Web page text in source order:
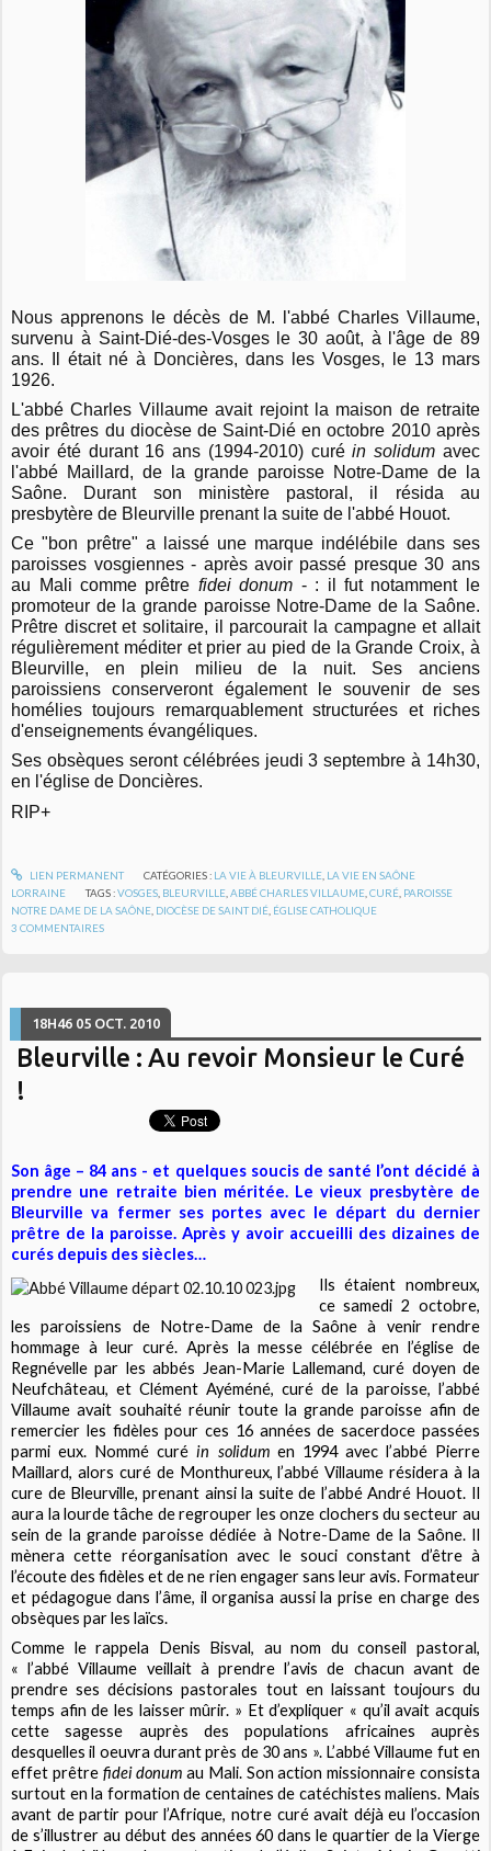
Nous apprenons le décès de M. l'abbé Charles Villaume,
survenu à Saint-Dié-des-Vosges le 30 août, à l'âge de 89
ans. Il était né à Doncières, dans les Vosges, le 13 mars
1926.
L'abbé Charles Villaume avait rejoint la maison de retraite
des prêtres du diocèse de Saint-Dié en octobre 2010 après
avoir été durant 16 ans (1994-2010) curéin solidum avec
l'abbé Maillard, de la grande paroisse Notre-Dame de la
Saône. Durant son ministère pastoral, il résida au
presbytère de Bleurville prenant la suite de l'abbé Houot.
Ce "bon prêtre" a laissé une marque indélébile dans ses
paroisses vosgiennes - après avoir passé presque 30 ans
au Mali comme prêtre fidei donum - : il fut notamment le
promoteur de la grande paroisse Notre-Dame de la Saône.
Prêtre discret et solitaire, il parcourait la campagne et allait
régulièrement méditer et prier au pied de la Grande Croix, à
Bleurville, en plein milieu de la nuit. Ses anciens
paroissiens conserveront également le souvenir de ses
homélies toujours remarquablement structurées et riches
d'enseignements évangéliques.
Ses obsèques seront célébrées jeudi 3 septembre à 14h30,
en l'église de Doncières.
RIP+
LIEN PERMANENT CATÉGORIES : LA VIE À BLEURVILLE, LA VIE EN SAÔNE
LORRAINE
TAGS :VOSGES BLEURVILLE ,ABBÉ CHARLES VILLAUME ,CURÉ PAROISSE
NOTRE DAME DE LA SAÔNE DIOCÈSE DE SAINT DIÉ ÉGLISE CATHOLIQUE
3 COMMENTAIRES
18H46 05 OCT. 2010
Bleurville : Au revoir Monsieur le Curé
!
Son âge – 84 ans - et quelques soucis de santé l’ont décidé à
prendre une retraite bien méritée. Le vieux presbytère de
Bleurville va fermer ses portes avec le départ du dernier
prêtre de la paroisse. Après y avoir accueilli des dizaines de
curés depuis des siècles…
Ils étaient nombreux,
ce samedi 2 octobre,
les paroissiens de Notre-Dame de la Saône à venir rendre
hommage à leur curé. Après la messe célébrée en l’église de
Regnévelle par les abbés Jean-Marie Lallemand, curé doyen de
Neufchâteau, et Clément Ayéméné, curé de la paroisse, l’abbé
Villaume avait souhaité réunir toute la grande paroisse afin de
remercier les fidèles pour ces 16 années de sacerdoce passées
parmi eux. Nommé curéin solidumen 1994 avec l’abbé Pierre
Maillard, alors curé de Monthureux, l’abbé Villaume résidera à la
cure de Bleurville, prenant ainsi la suite de l’abbé André Houot. Il
aura la lourde tâche de regrouper les onze clochers du secteur au
sein de la grande paroisse dédiée à Notre-Dame de la Saône. Il
mènera cette réorganisation avec le souci constant d’être à
l’écoute des fidèles et de ne rien engager sans leur avis. Formateur
et pédagogue dans l’âme, il organisa aussi la prise en charge des
obsèques par les laïcs.
Comme le rappela Denis Bisval, au nom du conseil pastoral,
« l’abbé Villaume veillait à prendre l’avis de chacun avant de
prendre ses décisions pastorales tout en laissant toujours du
temps afin de les laisser mûrir. » Et d’expliquer « qu’il avait acquis
cette sagesse auprès des populations africaines auprès
desquelles il oeuvra durant près de 30 ans ». L’abbé Villaume fut en
effet prêtre fidei donum au Mali. Son action missionnaire consista
surtout en la formation de centaines de catéchistes maliens. Mais
avant de partir pour l’Afrique, notre curé avait déjà eu l’occasion
de s’illustrer au début des années 60 dans le quartier de la Vierge